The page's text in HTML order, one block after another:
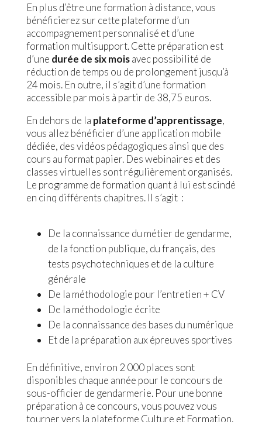
En plus d’être une formation à distance, vous
bénéficierez sur cette plateforme d’un
accompagnement personnalisé et d’une
formation multisupport. Cette préparation est
d’une durée de six moisavec possibilité de
réduction de temps ou de prolongement jusqu’à
24 mois. En outre, il s’agit d’une formation
accessible par mois à partir de 38,75 euros.
En dehors de la plateforme d’apprentissage,
vous allez bénéficier d’une application mobile
dédiée, des vidéos pédagogiques ainsi que des
cours au format papier. Des webinaires et des
classes virtuelles sont régulièrement organisés.
Le programme de formation quant à lui est scindé
en cinq différents chapitres. Il s’agit :
De la connaissance du métier de gendarme,
de la fonction publique, du français, des
tests psychotechniques et de la culture
générale
De la méthodologie pour l’entretien + CV
De la méthodologie écrite
De la connaissance des bases du numérique
Et de la préparation aux épreuves sportives
En définitive, environ 2 000 places sont
disponibles chaque année pour le concours de
sous-officier de gendarmerie. Pour une bonne
préparation à ce concours, vous pouvez vous
tourner vers la plateforme Culture et Formation.